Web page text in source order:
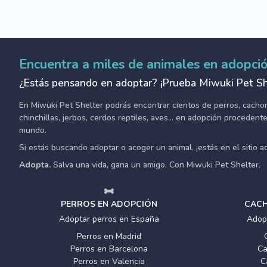
Encuentra a miles de animales en
¿Estás pensando en adoptar? ¡Prueba Miwuki Pet
En Miwuki Pet Shelter podrás encontrar cientos de perros,
chinchillas, jerbos, cerdos reptiles, aves... en adopción
mundo.
Si estás buscando adoptar o acoger un animal, ¡estás en el sitio
Adopta. Salva una vida, gana un amigo. Con Miwuki Pet Shelter.
PERROS EN ADOPCIÓN
Adoptar perros en España
Perros en Madrid
Perros en Barcelona
Perros en Valencia